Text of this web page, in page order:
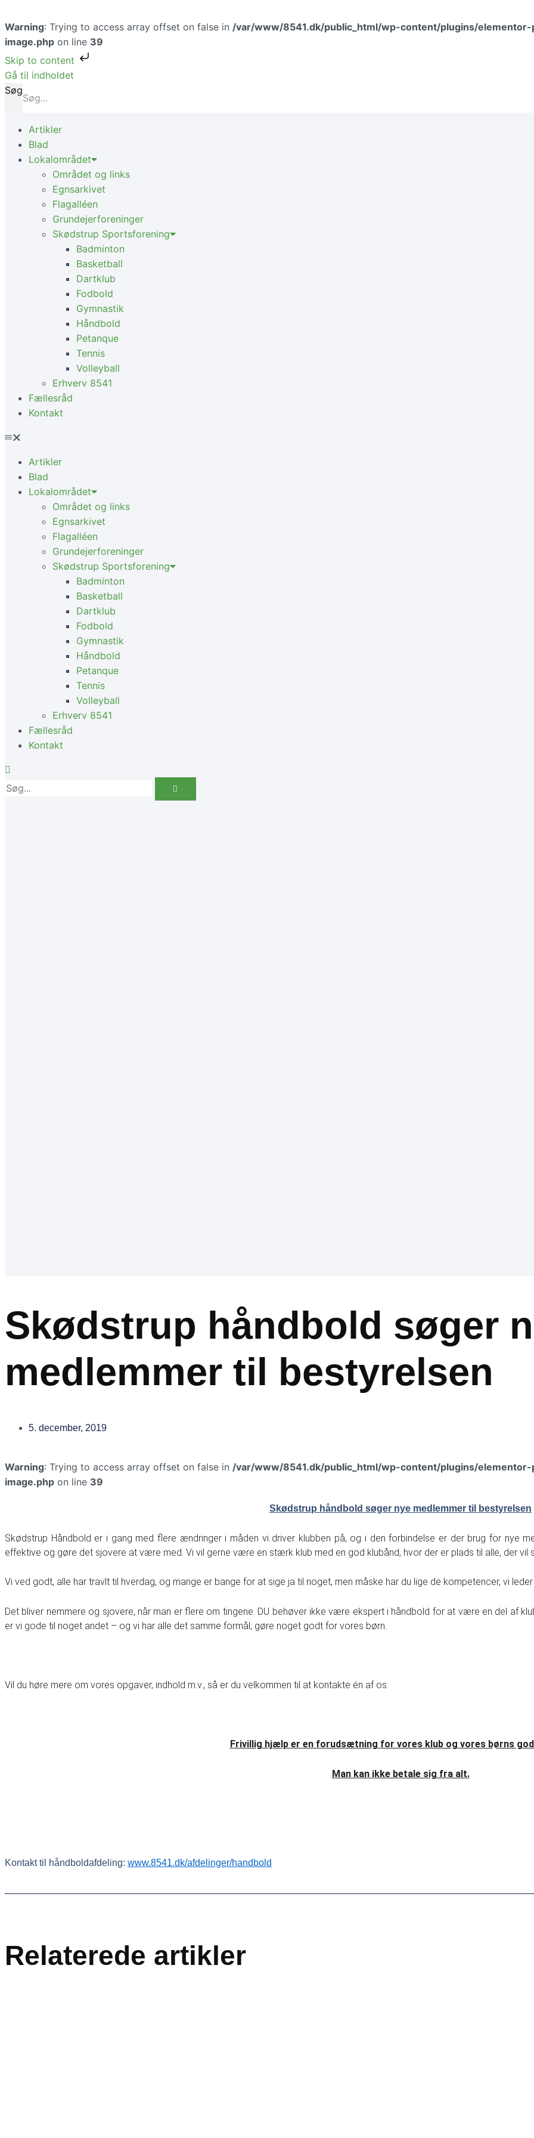
Warning: Trying to access array offset on false in /var/www/8541.dk/public_html/wp-content/plugins/
image.php on line 39
Skip to content
Gå til indholdet
Søg
Artikler
Blad
Lokalområdet
Området og links
Egnsarkivet
Flagalléen
Grundejerforeninger
Skødstrup Sportsforening
Badminton
Basketball
Dartklub
Fodbold
Gymnastik
Håndbold
Petanque
Tennis
Volleyball
Erhverv 8541
Fællesråd
Kontakt
Artikler
Blad
Lokalområdet
Området og links
Egnsarkivet
Flagalléen
Grundejerforeninger
Skødstrup Sportsforening
Badminton
Basketball
Dartklub
Fodbold
Gymnastik
Håndbold
Petanque
Tennis
Volleyball
Erhverv 8541
Fællesråd
Kontakt
Skødstrup håndbold søger
medlemmer til bestyrelsen
5. december, 2019
Warning: Trying to access array offset on false in /var/www/8541.dk/public_html/wp-content/plugins/
image.php on line 39
Skødstrup håndbold søger nye medlemmer til bestyrelsen
Skødstrup Håndbold er i gang med flere ændringer i måden vi driver klubben på, og i den forbindelse er der brug for nye
effektive og gøre det sjovere at være med. Vi vil gerne være en stærk klub med en god klubånd, hvor der er plads til alle, der
Vi ved godt, alle har travlt til hverdag, og mange er bange for at sige ja til noget, men måske har du lige de kompetencer, vi
Det bliver nemmere og sjovere, når man er flere om tingene. DU behøver ikke være ekspert i håndbold for at være en del af
er vi gode til noget andet – og vi har alle det samme formål; gøre noget godt for vores børn.
Vil du høre mere om vores opgaver, indhold m.v., så er du velkommen til at kontakte én af os.
Frivillig hjælp er en forudsætning for vores klub og vores børns
Man kan ikke betale sig fra alt.
Kontakt til håndboldafdeling: www.8541.dk/afdelinger/handbold
Relaterede artikler